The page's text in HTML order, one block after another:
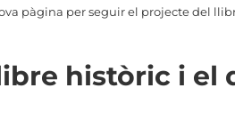
pàgina per seguir el projecte del
històric i el